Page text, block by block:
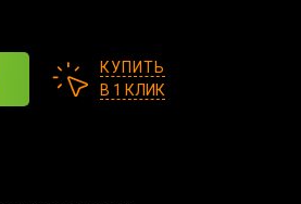
КУПИТЬ
В 1 КЛИК